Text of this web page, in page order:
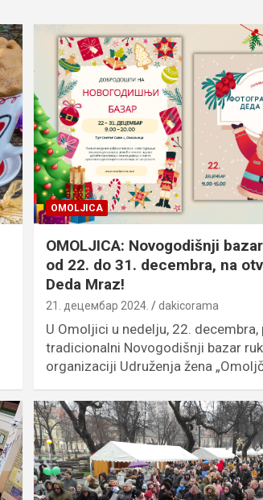
OMOLJICA
OMOLJICA: Novogodišnji
od 22. do 31. decembra, na
Deda Mraz!
21. децембар 2024. dakicorama
U Omoljici u nedelju, 22. decembra,
tradicionalni Novogodišnji bazar
organizaciji Udruženja žena